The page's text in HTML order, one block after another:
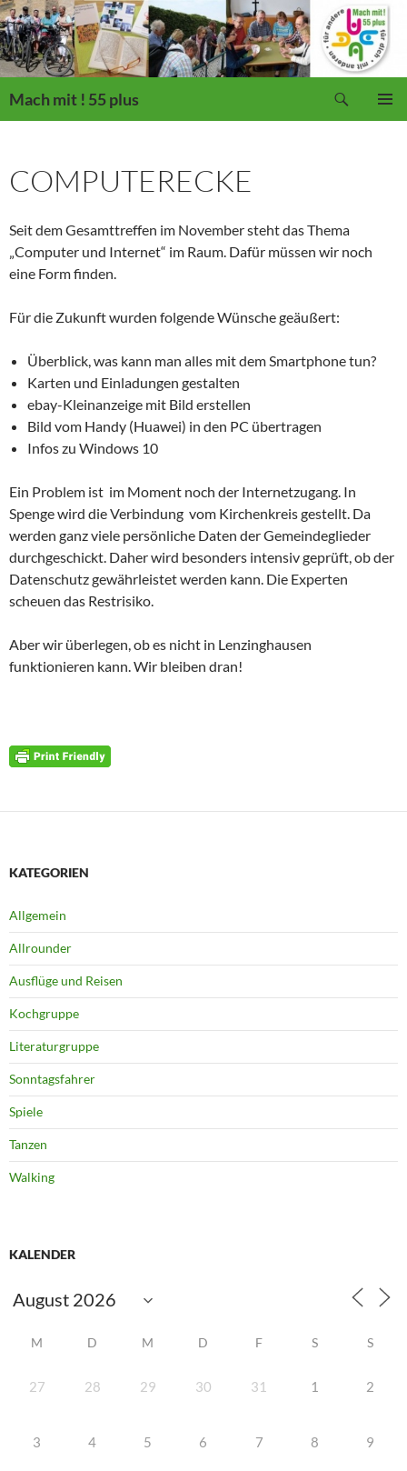
Mach mit ! 55 plus
COMPUTERECKE
Seit dem Gesamttreffen im November steht das Thema
„Computer und Internet“ im Raum. Dafür müssen wir noch
eine Form finden.
Für die Zukunft wurden folgende Wünsche geäußert:
Überblick, was kann man alles mit dem Smartphone tun?
Karten und Einladungen gestalten
ebay-Kleinanzeige mit Bild erstellen
Bild vom Handy (Huawei) in den PC übertragen
Infos zu Windows 10
Ein Problem ist im Moment noch der Internetzugang. In
Spenge wird die Verbindung vom Kirchenkreis gestellt. Da
werden ganz viele persönliche Daten der Gemeindeglieder
durchgeschickt. Daher wird besonders intensiv geprüft, ob der
Datenschutz gewährleistet werden kann. Die Experten
scheuen das Restrisiko.
Aber wir überlegen, ob es nicht in Lenzinghausen
funktionieren kann. Wir bleiben dran!
KATEGORIEN
Allgemein
Allrounder
Ausflüge und Reisen
Kochgruppe
Literaturgruppe
Sonntagsfahrer
Spiele
Tanzen
Walking
KALENDER
M D M D F S S
27 28 29 30 31 1 2
3 4 5 6 7 8 9